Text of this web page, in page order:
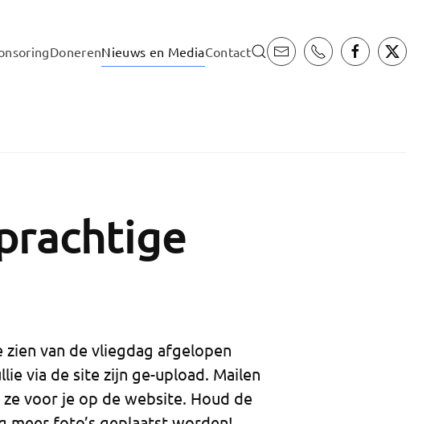
DonerenNieuws en MediaContact
van de vliegdag afgelopen
via de site zijn ge-upload. Mailen
voor je op de website. Houd de